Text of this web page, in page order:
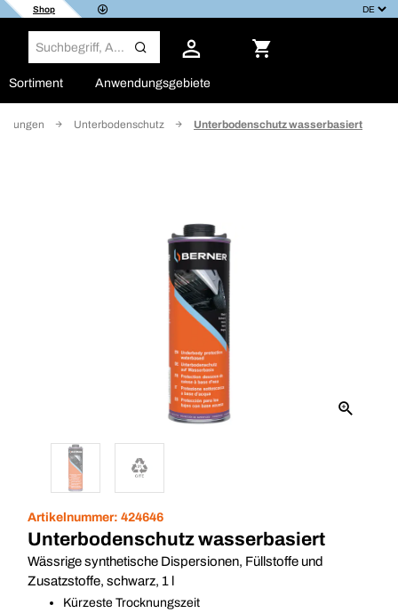
Shop
Sortiment Anwendungsgebiete
Unterbodenschutz Unterbodenschutz wasserbasiert
Artikelnummer: 424646
Unterbodenschutz wasserbasiert
Wässrige synthetische Dispersionen, Füllstoffe und
Zusatzstoffe, schwarz, 1 l
Kürzeste Trocknungszeit